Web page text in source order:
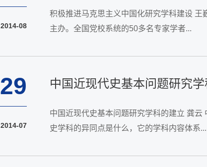
2014-08
积极推进马克思主义中国化研究学科建设 王
主办。全国党校系统的50多名专家学者...
29
2014-07
中国近现代史基本问题研究
中国近现代史基本问题研究学科的建立 龚
史学科的异同点是什么，它的学科内容体系...